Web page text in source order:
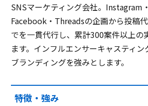
SNSマーケティング会社。Instagram
Facebook・Threadsの企画から投稿
でを一貫代行し、累計300案件以上の
ます。インフルエンサーキャスティン
ブランディングを強みとします。
特徴・強み